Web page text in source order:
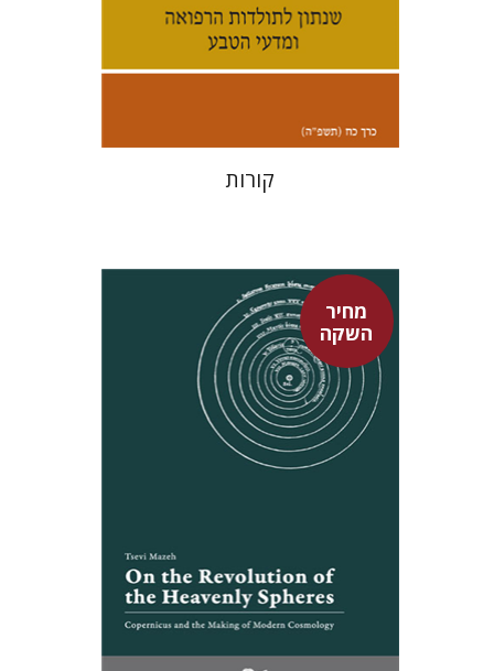
הנחת אתר ספר מודפס
$42
$38
קורות
מחיר
השקה
צבי מזא"ה
אלישבע הרשלר
מחיר השקה